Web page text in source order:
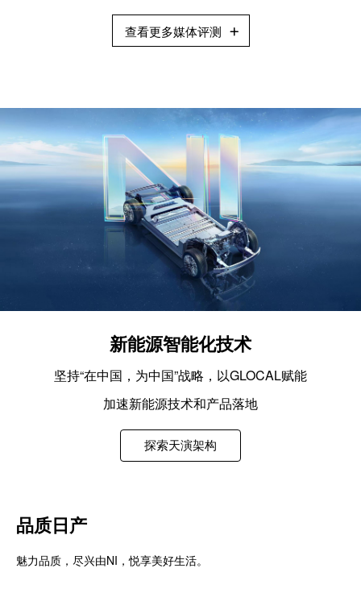
查看更多媒体评测
新能源智能化技术
坚持“在中国，为中国”战略，以GLOCAL赋能
加速新能源技术和产品落地
探索天演架构
品质日产
魅力品质，尽兴由NI，悦享美好生活。